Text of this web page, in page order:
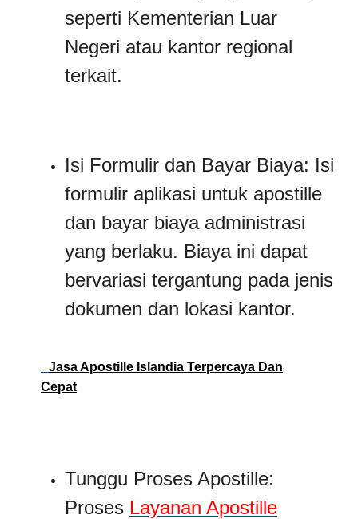
seperti Kementerian Luar
Negeri atau kantor regional
terkait.
Isi Formulir dan Bayar Biaya: Isi
formulir aplikasi untuk apostille
dan bayar biaya administrasi
yang berlaku. Biaya ini dapat
bervariasi tergantung pada jenis
dokumen dan lokasi kantor.
Jasa Apostille Islandia Terpercaya Dan
Cepat
Tunggu Proses Apostille:
Proses Layanan Apostille